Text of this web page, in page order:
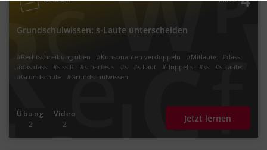
Grundschulwissen: s-Laute unterscheiden
#Rechtschreibung üben #Konsonanten verdoppeln #Mitlaute
#dass
#das dass
#s ss ß #scharfes s #s #s Laut #doppel s #ss
#s Laute
#Grundschule
#Grundschulwissen
Übung
2
Video
2
Jetzt lernen